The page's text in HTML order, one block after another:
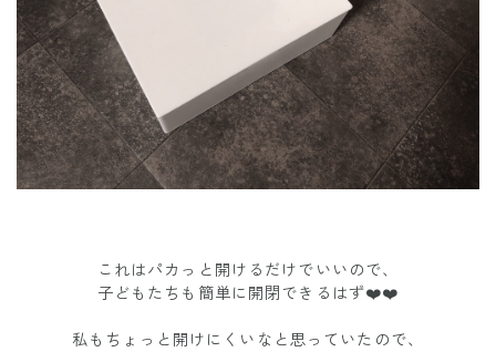
これはパカっと開けるだけでいいので、
子どもたちも簡単に開閉できるはず❤️❤️
私もちょっと開けにくいなと思っていたので、